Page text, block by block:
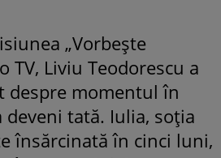
„Vorbește
TV, Liviu Teodorescu a
despre momentul în
deveni tată. Iulia, soția
însărcinată în cinci luni,